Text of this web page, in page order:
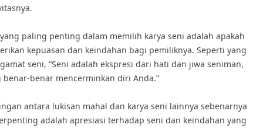
paling penting dalam memilih karya seni adalah apakah
kepuasan dan keindahan bagi pemiliknya. Seperti yang
seni, “Seni adalah ekspresi dari hati dan jiwa seniman,
benar mencerminkan diri Anda.”
antara lukisan mahal dan karya seni lainnya sebenarnya
adalah apresiasi terhadap seni dan keindahan yang